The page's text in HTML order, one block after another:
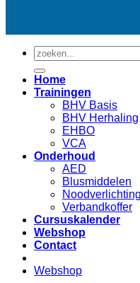
Zoeken
naar:
Home
Trainingen
BHV Basis
BHV Herhaling
EHBO
VCA
Onderhoud
AED
Blusmiddelen
Noodverlichting
Verbandkoffer
Cursuskalender
Webshop
Contact
Webshop